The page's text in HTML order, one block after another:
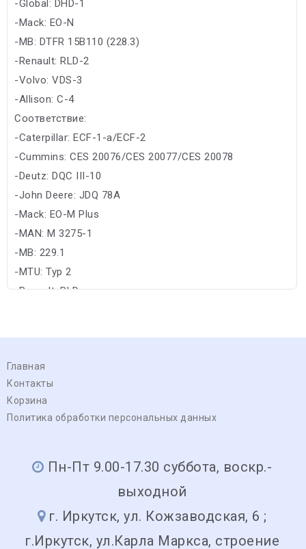
-Global: DHD-1
-Mack: EO-N
-MB: DTFR 15B110 (228.3)
-Renault: RLD-2
-Volvo: VDS-3
-Allison: C-4
Соответствие:
-Caterpillar: ECF-1-a/ECF-2
-Cummins: CES 20076/CES 20077/CES 20078
-Deutz: DQC III-10
-John Deere: JDQ 78A
-Mack: EO-M Plus
-MAN: M 3275-1
-MB: 229.1
-MTU: Typ 2
-Renault: RLD
Главная
Контакты
Корзина
Политика обработки персональных данных
Пн-Пт 9.00-17.30 суббота, воскр.-
выходной
г. Иркутск, ул. Кожзаводская, 6 ;
г.Иркутск, ул.Карла Маркса, строение